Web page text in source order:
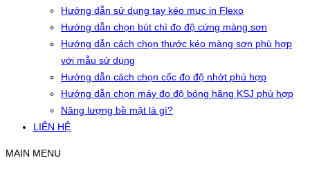
Hướng dẫn sử dụng tay kéo mực in Flexo
Hướng dẫn chọn bút chì đo độ cứng màng sơn
Hướng dẫn cách chọn thước kéo màng sơn phù hợp
với mẫu sử dụng
Hướng dẫn cách chọn cốc đo độ nhớt phù hợp
Hướng dẫn chọn máy đo độ bóng hãng KSJ phù hợp
Năng lượng bề mặt là gì?
LIÊN HỆ
MAIN MENU